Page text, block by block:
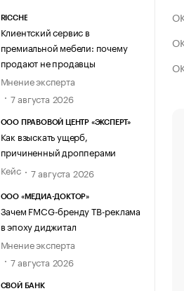
RICCHE
Клиентский сервис в
премиальной мебели: почему
продают не продавцы
Мнение эксперта
7 августа 2026
ООО ПРАВОВОЙ ЦЕНТР «ЭКСПЕРТ»
Как взыскать ущерб,
причиненный дропперами
Кейс
7 августа 2026
ООО «МЕДИА-ДОКТОР»
Зачем FMCG-бренду ТВ-реклама
в эпоху диджитал
Мнение эксперта
7 августа 2026
СВОЙ БАНК